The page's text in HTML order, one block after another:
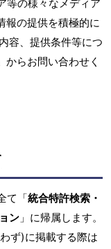
等の様々なメディア
報の提供を積極的に
容、提供条件等につ
からお問い合わせく
て「統合特許検索・
ン 」に帰属します。
ず)に掲載する際は